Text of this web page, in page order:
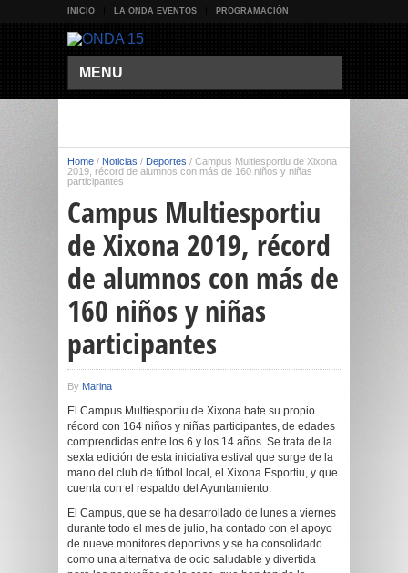
INICIO LA ONDA EVENTOS PROGRAMACIÓN
MENU
Home / Noticias / Deportes / Campus Multiesportiu de Xixona
2019, récord de alumnos con más de 160 niños y niñas
participantes
Campus Multiesportiu
de Xixona 2019, récord
de alumnos con más de
160 niños y niñas
participantes
By Marina
El Campus Multiesportiu de Xixona bate su propio
récord con 164 niños y niñas participantes, de edades
comprendidas entre los 6 y los 14 años. Se trata de la
sexta edición de esta iniciativa estival que surge de la
mano del club de fútbol local, el Xixona Esportiu, y que
cuenta con el respaldo del Ayuntamiento.
El Campus, que se ha desarrollado de lunes a viernes
durante todo el mes de julio, ha contado con el apoyo
de nueve monitores deportivos y se ha consolidado
como una alternativa de ocio saludable y divertida